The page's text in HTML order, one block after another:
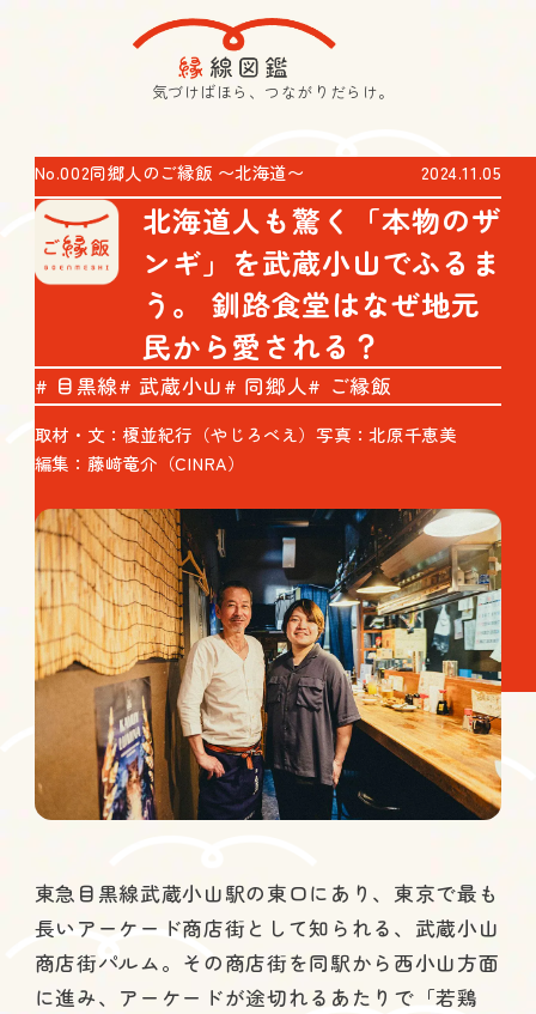
気づけばほら、つながりだらけ。
No.002同郷人のご縁飯 〜北海道〜 2024.11.05
北海道人も驚く「本物のザ
ンギ」を武蔵小山でふるま
う。 釧路食堂はなぜ地元
民から愛される？
目黒線 武蔵小山 同郷人 ご縁飯
取材・文：榎並紀行（やじろべえ）写真：北原千恵美
編集：藤﨑竜介（CINRA）
東急目黒線武蔵小山駅の東口にあり、東京で最も
長いアーケード商店街として知られる、武蔵小山
商店街パルム。その商店街を同駅から西小山方面
に進み、アーケードが途切れるあたりで「若鶏